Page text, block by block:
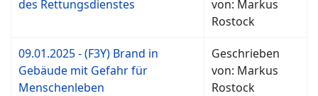
des Rettungsdienstes
von: Markus
Rostock
09.01.2025 - (F3Y) Brand in
Gebäude mit Gefahr für
Menschenleben
Geschrieben
von: Markus
Rostock